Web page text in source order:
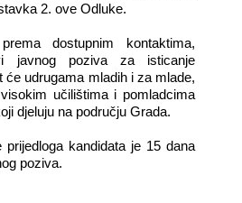
2. ove Odluke.
dostupnim kontaktima,
javnog poziva za isticanje
će udrugama mladih i za mlade,
učilištima i pomladcima
djeluju na području Grada.
prijedloga kandidata je 15 dana
poziva.